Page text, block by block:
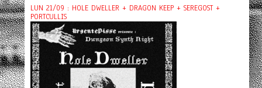
LUN 21/09 : HOLE DWELLER + DRAGON KEEP + SEREGOST +
PORTCULLIS